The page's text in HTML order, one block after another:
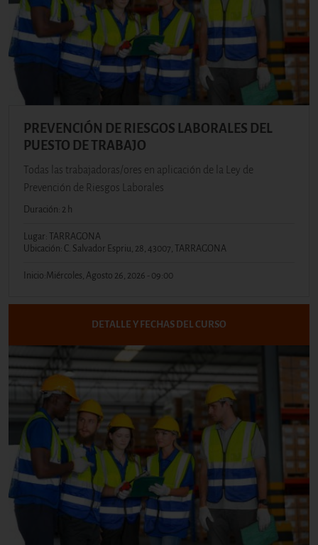
PREVENCIÓN DE RIESGOS LABORALES DEL
PUESTO DE TRABAJO
Todas las trabajadoras/ores en aplicación de la Ley de
Prevención de Riesgos Laborales
Duración: 2 h
Lugar: TARRAGONA
Ubicación: C. Salvador Espriu, 28, 43007, TARRAGONA
Inicio: Miércoles, Agosto 26, 2026 - 09:00
DETALLE Y FECHAS DEL CURSO